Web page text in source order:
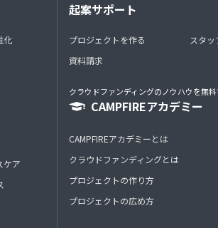
化
ケア
起案サポート
プロジェクトを作る
資料請求
スタッ
クラウドファンディングのノウハウを無料
CAMPFIREアカデミー
CAMPFIREアカデミーとは
クラウドファンディングとは
プロジェクトの作り方
プロジェクトの広め方